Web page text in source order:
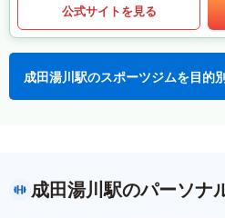
公式サイトを見る
成田湯川駅のスポーツジムを目的
成田湯川駅のパーソナ